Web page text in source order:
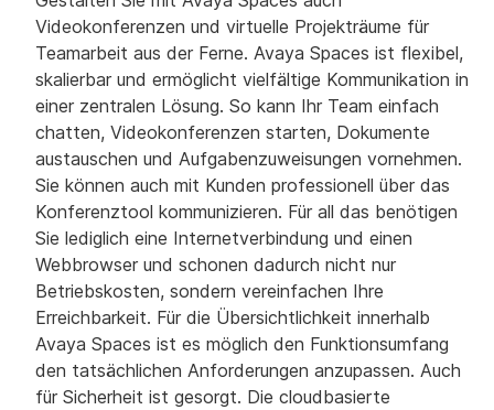
Videokonferenzen und virtuelle Projekträume für
Teamarbeit aus der Ferne. Avaya Spaces ist flexibel,
skalierbar und ermöglicht vielfältige Kommunikation in
einer zentralen Lösung. So kann Ihr Team einfach
chatten, Videokonferenzen starten, Dokumente
austauschen und Aufgabenzuweisungen vornehmen.
Sie können auch mit Kunden professionell über das
Konferenztool kommunizieren. Für all das benötigen
Sie lediglich eine Internetverbindung und einen
Webbrowser und schonen dadurch nicht nur
Betriebskosten, sondern vereinfachen Ihre
Erreichbarkeit. Für die Übersichtlichkeit innerhalb
Avaya Spaces ist es möglich den Funktionsumfang
den tatsächlichen Anforderungen anzupassen. Auch
für Sicherheit ist gesorgt. Die cloudbasierte